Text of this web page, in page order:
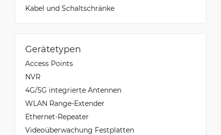
Kabel und Schaltschränke
Gerätetypen
Access Points
NVR
4G/5G integrierte Antennen
WLAN Range-Extender
Ethernet-Repeater
Videoüberwachung Festplatten